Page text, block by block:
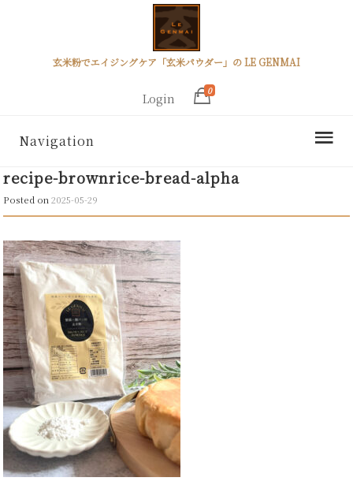
玄米粉でエイジングケア「玄米パウダー」の LE GENMAI
Login
0
Navigation
recipe-brownrice-bread-alpha
Posted on2025-05-29